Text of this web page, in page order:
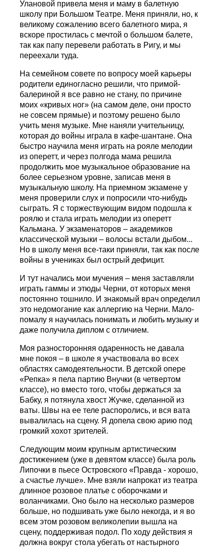
Улановой привела меня и маму в балетную
школу при Большом Театре. Меня приняли, но, к
великому сожалению всего балетного мира, я
вскоре простилась с мечтой о большом балете,
так как папу перевели работать в Ригу, и мы
переехали туда.
На семейном совете по вопросу моей карьеры
родители единогласно решили, что примой-
балериной я все равно не стану, по причине
моих «кривых ног» (на самом деле, они просто
не совсем прямые) и поэтому решено было
учить меня музыке. Мне наняли учительницу,
которая до войны играла в кафе-шантане. Она
быстро научила меня играть на рояле мелодии
из оперетт, и через полгода мама решила
продолжить мое музыкальное образование на
более серьезном уровне, записав меня в
музыкальную школу. На приемном экзамене у
меня проверили слух и попросили что-нибудь
сыграть. Я с торжествующим видом подошла к
роялю и стала играть мелодии из оперетт
Кальмана. У экзаменаторов – академиков
классической музыки – волосы встали дыбом...
Но в школу меня все-таки приняли, так как после
войны в учениках был острый дефицит.
И тут начались мои мучения – меня заставляли
играть гаммы и этюды Черни, от которых меня
постоянно тошнило. И знакомый врач определил
это недомогание как аллергию на Черни. Мало-
помалу я научилась понимать и любить музыку и
даже получила диплом с отличием.
Моя разносторонняя одаренность не давала
мне покоя – в школе я участвовала во всех
областях самодеятельности. В детской опере
«Репка» я пела партию Внучки (в четвертом
классе), но вместо того, чтобы держаться за
Бабку, я потянула хвост Жучке, сделанной из
ваты. Швы на ее теле распоролись, и вся вата
вывалилась на сцену. Я допела свою арию под
громкий хохот зрителей.
Следующим моим крупным артистическим
достижением (уже в девятом классе) была роль
Липочки в пьесе Островского «Правда - хорошо,
а счастье лучше». Мне взяли напрокат из театра
длинное розовое платье с оборочками и
воланчиками. Оно было на несколько размеров
больше, но подшивать уже было некогда, и я во
всем этом розовом великолепии вышла на
сцену, поддерживая подол. По ходу действия я
должна вокруг стола убегать от настырного